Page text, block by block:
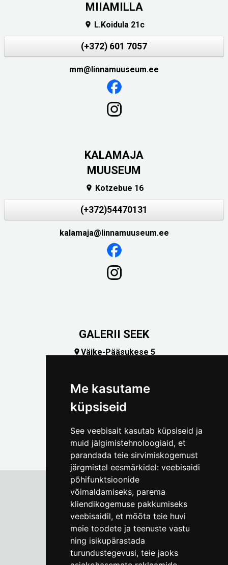
Me kasutame
küpsiseid
See veebisait kasutab küpsiseid ja
muid jälgimistehnoloogiaid, et
parandada teie sirvimiskogemust
järgmistel eesmärkidel: veebisaidi
põhifunktsioonide
võimaldamiseks, parema
kliendikogemuse pakkumiseks
veebisaidil, et mõõta teie huvi
meie toodete ja teenuste vastu
ning isikupärastada
turundustegevusi, teie jaoks
MIIAMILLA
 L.Koidula 21c
(+372) 601 7057
mm@linnamuuseum.ee
KALAMAJA
MUUSEUM
 Kotzebue 16
(+372)54470131
kalamaja@linnamuuseum.ee
GALERII SEEK
Väike-Pääsukese 5
Tallinna Linnamuuseum
Vene 17
E-R kell 9-17(+372) 610 4178